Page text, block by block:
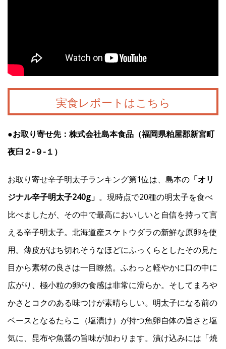
実食レポートはこちら
●お取り寄せ先：株式会社島本食品（福岡県粕屋郡新宮町
夜臼２-９-１）
お取り寄せ辛子明太子ランキング第1位は、島本の 「オリ
ジナル辛子明太子240g」 。現時点で20種の明太子を食べ
比べましたが、その中で最高においしいと自信を持って言
える辛子明太子。北海道産スケトウダラの新鮮な原卵を使
用。薄皮がはち切れそうなほどにふっくらとしたその見た
目から素材の良さは一目瞭然。ふわっと軽やかに口の中に
広がり、極小粒の卵の食感は非常に滑らか。そしてまろや
かさとコクのある味つけが素晴らしい。明太子になる前の
ベースとなるたらこ（塩漬け）が持つ魚卵自体の旨さと塩
気に、昆布や魚醤の旨味が加わります。漬け込みには「焼